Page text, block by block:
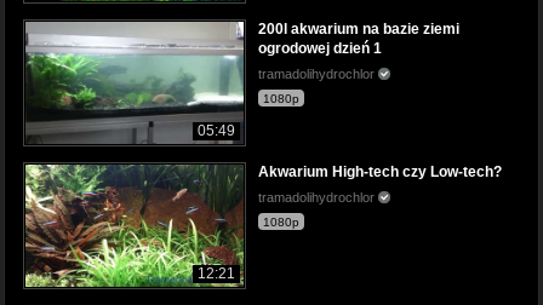
05:49
200l akwarium na bazie ziemi
ogrodowej dzień 1
tramadolihydrochlor
1080p
12:21
Akwarium High-tech czy Low-tech?
tramadolihydrochlor
1080p